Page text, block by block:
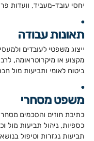
יחסי עובד-מעביד, וועדות
תאונות עבודה
ייצוג משפטי לעובדים
מקצוע או מיקרוטראומה,
ביטוח לאומי ותביעות מול
משפט מסחרי
כתיבת חוזים והסכמים
כספיות, ניהול תביעות מול
תביעות נגזרות וטיפול